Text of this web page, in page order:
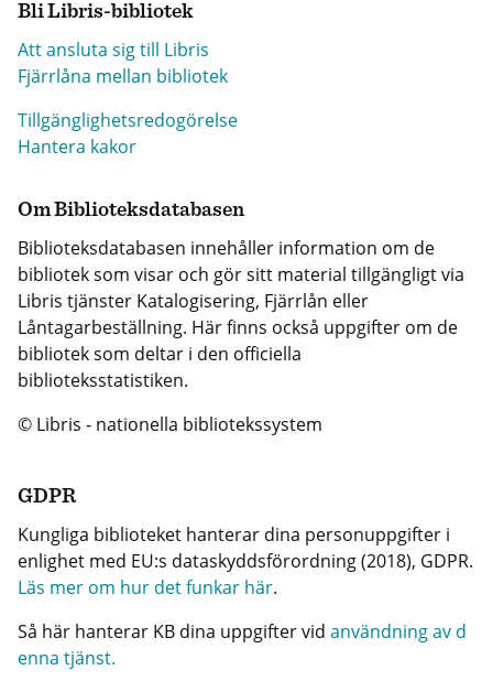
Bli Libris-bibliotek
Att ansluta sig till Libris
Fjärrlåna mellan bibliotek
Tillgänglighetsredogörelse
Hantera kakor
Om Biblioteksdatabasen
Biblioteksdatabasen innehåller information om de
bibliotek som visar och gör sitt material tillgängligt via
Libris tjänster Katalogisering, Fjärrlån eller
Låntagarbeställning. Här finns också uppgifter om de
bibliotek som deltar i den officiella
biblioteksstatistiken.
© Libris - nationella bibliotekssystem
GDPR
Kungliga biblioteket hanterar dina personuppgifter i
enlighet med EU:s dataskyddsförordning (2018), GDPR.
Läs mer om hur det funkar här.
Så här hanterar KB dina uppgifter vid användning av d
enna tjänst.